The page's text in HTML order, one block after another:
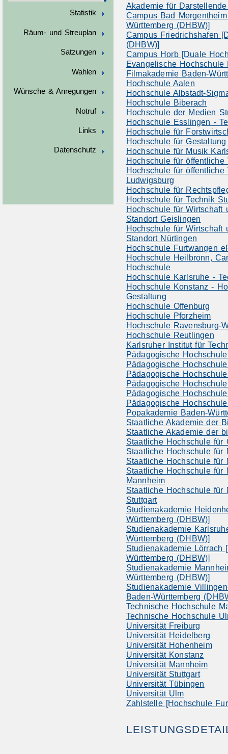
Statistik
Räum- und Streuplan
Satzungen
Wahlen
Wünsche & Anregungen
Notruf
Links
Datenschutz
Akademie für
Campus Bad
Württemberg (DHBW)]
Campus Friedrichshafen
(DHBW)]
Campus Horb [Duale
Evangelische Hochschule
Filmakademie Baden-
Hochschule Aalen
Hochschule Albstadt-
Hochschule Biberach
Hochschule der Medien
Hochschule Esslingen -
Hochschule für
Hochschule für
Hochschule für Musik
Hochschule für öffentliche
Hochschule für
Ludwigsburg
Hochschule für
Hochschule für Technik
Hochschule für Wirtschaft
Standort Geislingen
Hochschule für Wirtschaft
Standort Nürtingen
Hochschule Furtwangen
Hochschule Heilbronn,
Hochschule
Hochschule Karlsruhe -
Hochschule Konstanz -
Gestaltung
Hochschule Offenburg
Hochschule Pforzheim
Hochschule Ravensburg-
Hochschule Reutlingen
Karlsruher Institut für
Pädagogische
Pädagogische
Pädagogische
Pädagogische
Pädagogische
Pädagogische
Popakademie Baden-
Staatliche Akademie der
Staatliche Akademie der
Staatliche Hochschule für
Staatliche Hochschule für
Staatliche Hochschule für
Staatliche Hochschule für
Mannheim
Staatliche Hochschule für
Stuttgart
Studienakademie
Württemberg (DHBW)]
Studienakademie
Württemberg (DHBW)]
Studienakademie Lörrach
Württemberg (DHBW)]
Studienakademie
Württemberg (DHBW)]
Studienakademie
Baden-Württemberg
Technische Hochschule
Technische Hochschule
Universität Freiburg
Universität Heidelberg
Universität Hohenheim
Universität Konstanz
Universität Mannheim
Universität Stuttgart
Universität Tübingen
Universität Ulm
Zahlstelle [Hochschule